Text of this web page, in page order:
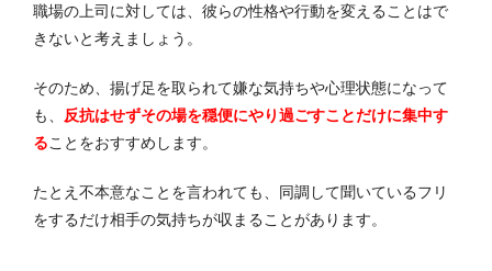
職場の上司に対しては、彼らの性格や行動を変えることはで
きないと考えましょう。
そのため、揚げ足を取られて嫌な気持ちや心理状態になって
も、
反抗はせずその場を穏便にやり過ごすことだけに集中す
ることをおすすめします。
たとえ不本意なことを言われても、同調して聞いているフリ
をするだけ相手の気持ちが収まることがあります。